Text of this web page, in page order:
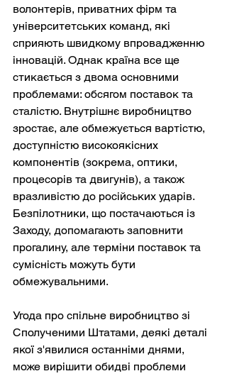
волонтерів, приватних фірм та
університетських команд, які
сприяють швидкому впровадженню
інновацій. Однак країна все ще
стикається з двома основними
проблемами: обсягом поставок та
сталістю. Внутрішнє виробництво
зростає, але обмежується вартістю,
доступністю високоякісних
компонентів (зокрема, оптики,
процесорів та двигунів), а також
вразливістю до російських ударів.
Безпілотники, що постачаються із
Заходу, допомагають заповнити
прогалину, але терміни поставок та
сумісність можуть бути
обмежувальними.
Угода про спільне виробництво зі
Сполученими Штатами, деякі деталі
якої з'явилися останніми днями,
може вирішити обидві проблеми